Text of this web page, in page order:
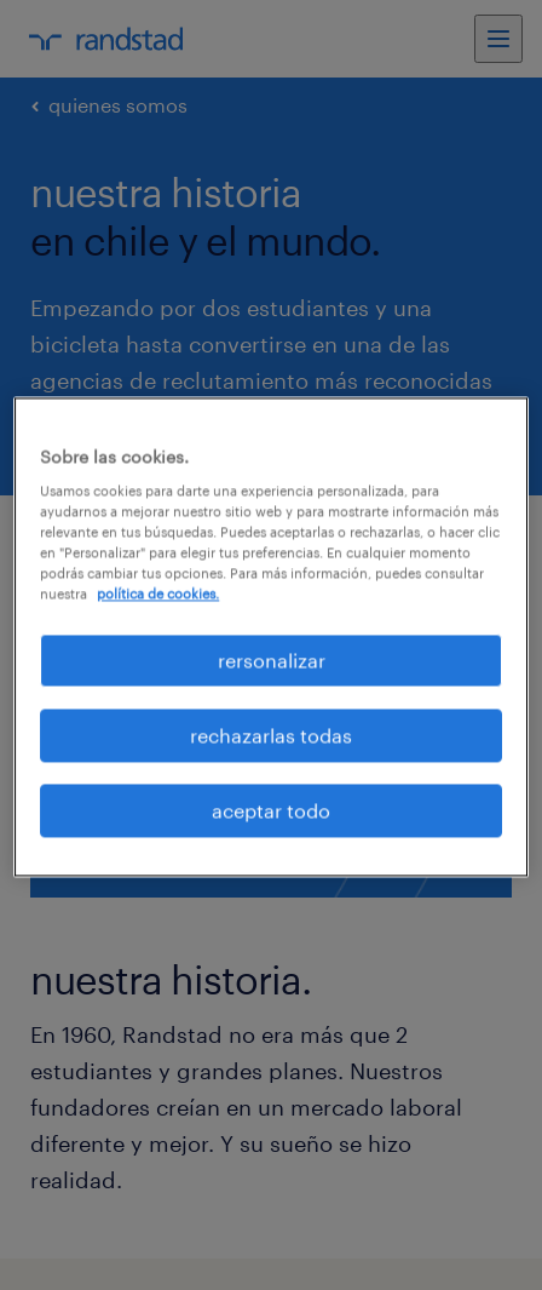
quienes somos
nuestra historia
en chile y el mundo.
Empezando por dos estudiantes y una
bicicleta hasta convertirse en una de las
agencias de reclutamiento más reconocidas
nuestra historia.
En 1960, Randstad no era más que 2
estudiantes y grandes planes. Nuestros
fundadores creían en un mercado laboral
diferente y mejor. Y su sueño se hizo
realidad.
Sobre las cookies.
Usamos cookies para darte una experiencia personalizada, para
ayudarnos a mejorar nuestro sitio web y para mostrarte información más
relevante en tus búsquedas. Puedes aceptarlas o rechazarlas, o hacer clic
en "Personalizar" para elegir tus preferencias. En cualquier momento
podrás cambiar tus opciones. Para más información, puedes consultar
nuestra
política de cookies.
rersonalizar
rechazarlas todas
aceptar todo